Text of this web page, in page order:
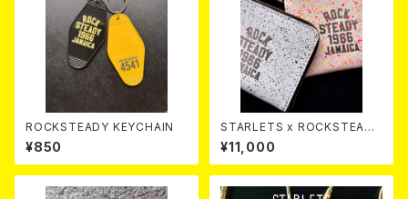
ROCKSTEADY KEYCHAIN
¥850
STARLETS x ROCKSTEADY
Small Wallet SPLASH
¥11,000